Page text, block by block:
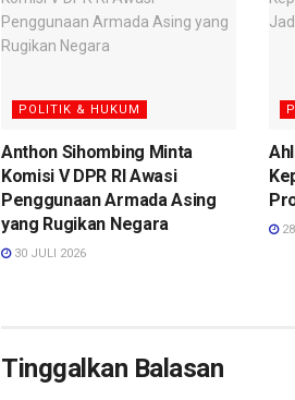
POLITIK & HUKUM
Anthon Sihombing Minta
Komisi V DPR RI Awasi
Penggunaan Armada Asing
yang Rugikan Negara
30 JULI 2026
28
Tinggalkan Balasan